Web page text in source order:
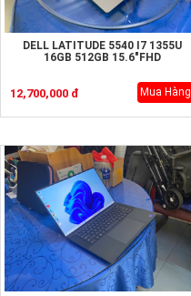
DELL LATITUDE 5540 I7 1355U
16GB 512GB 15.6"FHD
12,700,000 đ Mua Hàng